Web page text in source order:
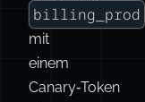
billing_prod
mit
einem
Canary‑Token